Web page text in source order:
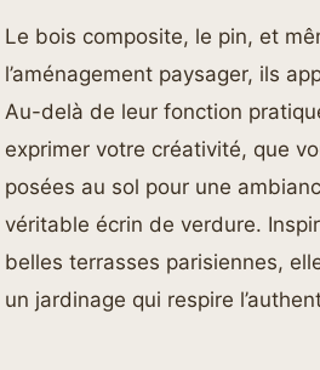
Le bois composite, le pin, et
l’aménagement paysager, ils
Au-delà de leur fonction
exprimer votre créativité, que
posées au sol pour une
véritable écrin de verdure.
belles terrasses parisiennes,
un jardinage qui respire